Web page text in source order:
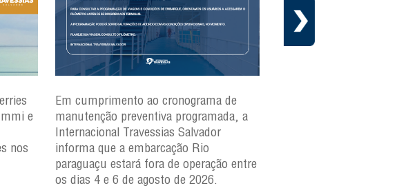
e
nos
Em cumprimento ao cronograma de
manutenção preventiva programada, a
Internacional Travessias Salvador
informa que a embarcação Rio
paraguaçu estará fora de operação entre
os dias 4 e 6 de agosto de 2026.